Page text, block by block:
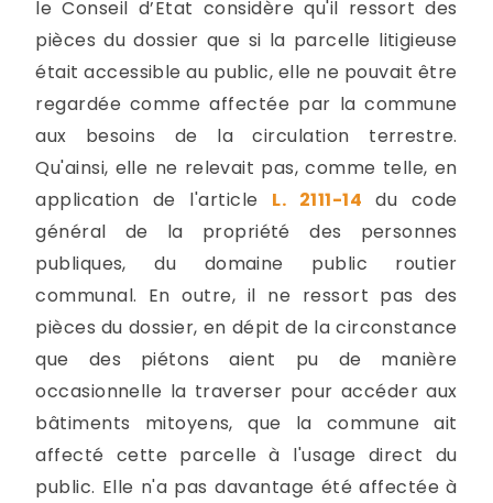
le Conseil d’Etat considère qu'il ressort des
pièces du dossier que si la parcelle litigieuse
était accessible au public, elle ne pouvait être
regardée comme affectée par la commune
aux besoins de la circulation terrestre.
Qu'ainsi, elle ne relevait pas, comme telle, en
application de l'article L. 2111-14 du code
général de la propriété des personnes
publiques, du domaine public routier
communal. En outre, il ne ressort pas des
pièces du dossier, en dépit de la circonstance
que des piétons aient pu de manière
occasionnelle la traverser pour accéder aux
bâtiments mitoyens, que la commune ait
affecté cette parcelle à l'usage direct du
public. Elle n'a pas davantage été affectée à